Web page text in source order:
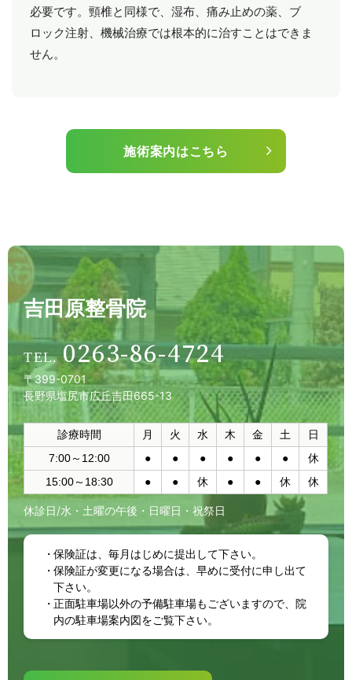
必要です。頸椎と同様で、湿布、痛み止めの薬、ブ
ロック注射、機械治療では根本的に治すことはできま
せん。
施術案内はこちら
吉田原整骨院
0263-86-4724
〒399-0701
長野県塩尻市広丘吉田665-13
診療時間 月 火 水 木 金 土
日
7:00～12:00
● ● ● ● ● ●
休
15:00～18:30
● ● 休 ● ● 休 休
休診日/水・土曜の午後・日曜日・祝祭日
保険証は、毎月はじめに提出して下さい。
保険証が変更になる場合は、早めに受付に申し出て
下さい。
正面駐車場以外の予備駐車場もございますので、院
内の駐車場案内図をご覧下さい。